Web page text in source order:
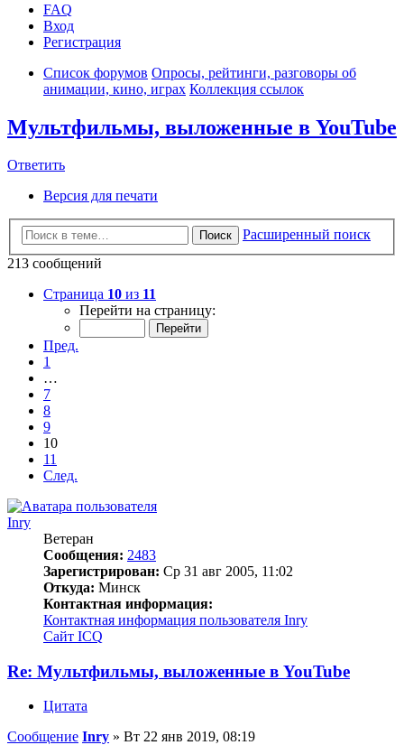
FAQ
Вход
Регистрация
Список форумов Опросы, рейтинги, разговоры об
анимации, кино, играх Коллекция ссылок
Мультфильмы, выложенные в YouTube
Ответить
Версия для печати
Поиск
Расширенный поиск
213 сообщений
Страница 10 из 11
Перейти на страницу:
Пред.
1
…
7
8
9
10
11
След.
Inry
Ветеран
Сообщения: 2483
Зарегистрирован: Ср 31 авг 2005, 11:02
Откуда: Минск
Контактная информация:
Контактная информация пользователя Inry
Сайт ICQ
Re: Мультфильмы, выложенные в YouTube
Цитата
Сообщение Inry » Вт 22 янв 2019, 08:19